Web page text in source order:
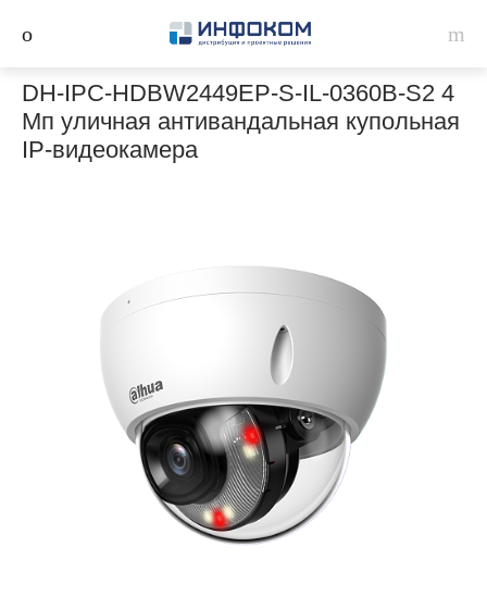
DH-IPC-HDBW2449EP-S-IL-0360B-S2 4
Мп уличная антивандальная купольная
IP-видеокамера